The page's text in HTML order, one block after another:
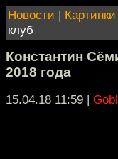
Новости | Картинки
клуб
Константин
2018 года
15.04.18 11:59 |